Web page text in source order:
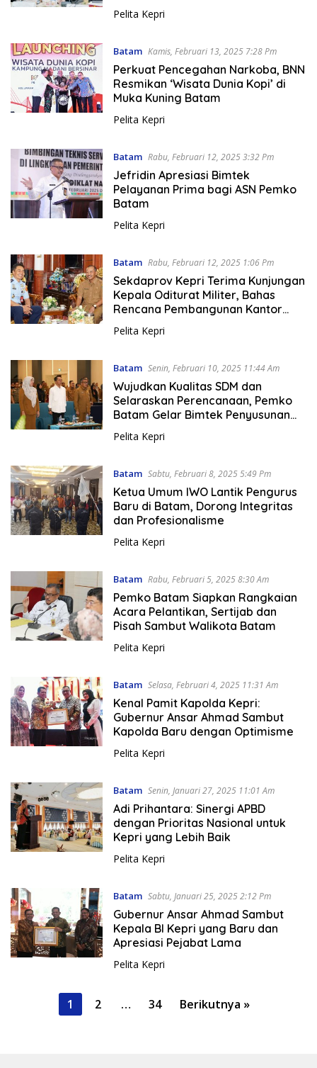
Pelita Kepri
Batam Kamis, Februari 13, 2025 7:28 Pm
Perkuat Pencegahan Narkoba, BNN
Resmikan ‘Wisata Dunia Kopi’ di
Muka Kuning Batam
Pelita Kepri
Batam Rabu, Februari 12, 2025 3:32 Pm
Jefridin Apresiasi Bimtek
Pelayanan Prima bagi ASN Pemko
Batam
Pelita Kepri
Batam Rabu, Februari 12, 2025 1:06 Pm
Sekdaprov Kepri Terima Kunjungan
Kepala Oditurat Militer, Bahas
Rencana Pembangunan Kantor
Pelita Kepri
Batam Senin, Februari 10, 2025 11:44 Am
Wujudkan Kualitas SDM dan
Selaraskan Perencanaan, Pemko
Batam Gelar Bimtek Penyusunan
Pelita Kepri
Batam Sabtu, Februari 8, 2025 5:49 Pm
Ketua Umum IWO Lantik Pengurus
Baru di Batam, Dorong Integritas
dan Profesionalisme
Pelita Kepri
Batam Rabu, Februari 5, 2025 8:30 Am
Pemko Batam Siapkan Rangkaian
Acara Pelantikan, Sertijab dan
Pisah Sambut Walikota Batam
Pelita Kepri
Batam Selasa, Februari 4, 2025 11:31 Am
Kenal Pamit Kapolda Kepri:
Gubernur Ansar Ahmad Sambut
Kapolda Baru dengan Optimisme
Pelita Kepri
Batam Senin, Januari 27, 2025 11:01 Am
Adi Prihantara: Sinergi APBD
dengan Prioritas Nasional untuk
Kepri yang Lebih Baik
Pelita Kepri
Batam Sabtu, Januari 25, 2025 2:12 Pm
Gubernur Ansar Ahmad Sambut
Kepala BI Kepri yang Baru dan
Apresiasi Pejabat Lama
Pelita Kepri
1 2 … 34 Berikutnya »